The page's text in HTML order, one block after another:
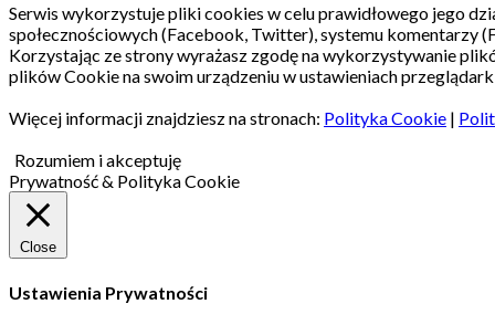
Serwis wykorzystuje pliki cookies w celu prawidłowego jego
społecznościowych (Facebook, Twitter), systemu komentarzy
Korzystając ze strony wyrażasz zgodę na wykorzystywanie
plików Cookie na swoim urządzeniu w ustawieniach
Więcej informacji znajdziesz na stronach: Polityka Cookie |
Rozumiem i akceptuję
Prywatność & Polityka Cookie
Close
Ustawienia Prywatności